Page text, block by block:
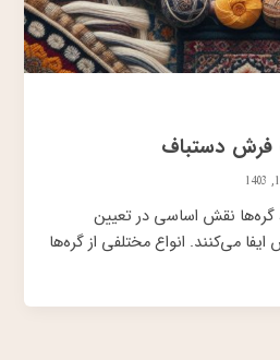
فرش دستباف
گره‌ها نقش اساسی در تعیین
می‌کنند. انواع مختلفی از گره‌ها